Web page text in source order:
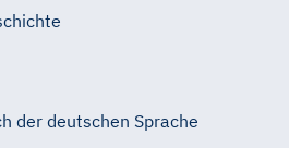
der deutschen Sprache